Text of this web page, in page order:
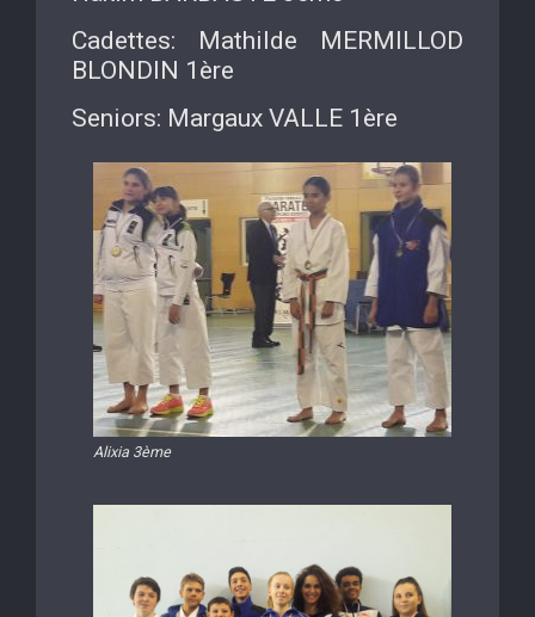
Cadettes: Mathilde MERMILLOD
BLONDIN 1ère
Seniors: Margaux VALLE 1ère
Alixia 3ème